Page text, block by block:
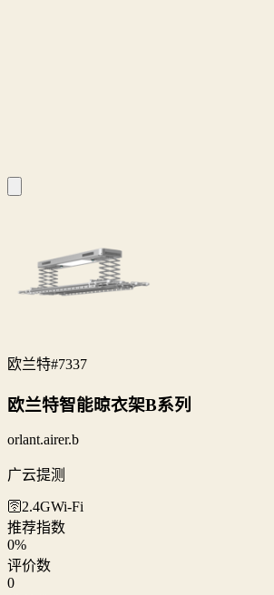
欧兰特#7337
欧兰特智能晾衣架B系列
orlant.airer.b
广云提测
🛜2.4GWi‑Fi
推荐指数
0%
评价数
0